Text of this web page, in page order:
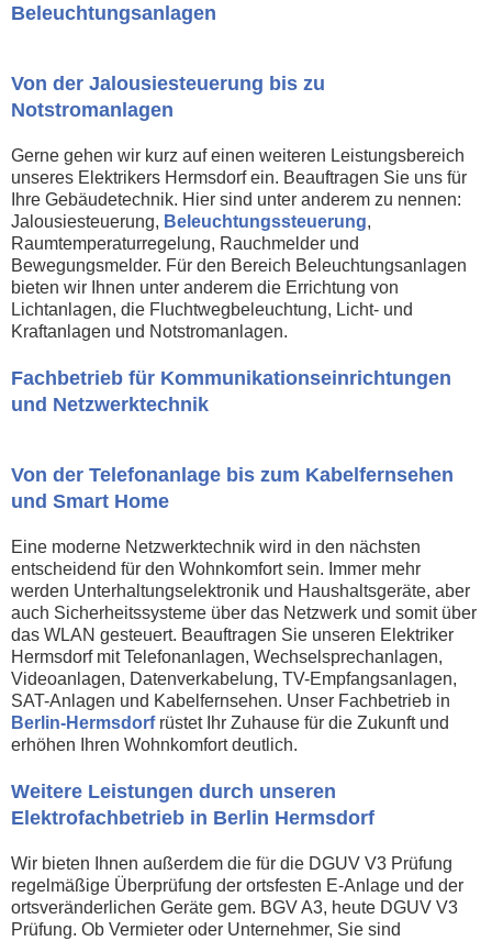
Beleuchtungsanlagen
Von der Jalousiesteuerung bis zu
Notstromanlagen
Gerne gehen wir kurz auf einen weiteren Leistungsbereich
unseres Elektrikers Hermsdorf ein. Beauftragen Sie uns für
Ihre Gebäudetechnik. Hier sind unter anderem zu nennen:
Jalousiesteuerung, Beleuchtungssteuerung,
Raumtemperaturregelung, Rauchmelder und
Bewegungsmelder. Für den Bereich Beleuchtungsanlagen
bieten wir Ihnen unter anderem die Errichtung von
Lichtanlagen, die Fluchtwegbeleuchtung, Licht- und
Kraftanlagen und Notstromanlagen.
Fachbetrieb für Kommunikationseinrichtungen
und Netzwerktechnik
Von der Telefonanlage bis zum Kabelfernsehen
und Smart Home
Eine moderne Netzwerktechnik wird in den nächsten
entscheidend für den Wohnkomfort sein. Immer mehr
werden Unterhaltungselektronik und Haushaltsgeräte, aber
auch Sicherheitssysteme über das Netzwerk und somit über
das WLAN gesteuert. Beauftragen Sie unseren Elektriker
Hermsdorf mit Telefonanlagen, Wechselsprechanlagen,
Videoanlagen, Datenverkabelung, TV-Empfangsanlagen,
SAT-Anlagen und Kabelfernsehen. Unser Fachbetrieb in
Berlin-Hermsdorfrüstet Ihr Zuhause für die Zukunft und
erhöhen Ihren Wohnkomfort deutlich.
Weitere Leistungen durch unseren
Elektrofachbetrieb in Berlin Hermsdorf
Wir bieten Ihnen außerdem die für die DGUV V3 Prüfung
regelmäßige Überprüfung der ortsfesten E-Anlage und der
ortsveränderlichen Geräte gem. BGV A3, heute DGUV V3
Prüfung. Ob Vermieter oder Unternehmer, Sie sind